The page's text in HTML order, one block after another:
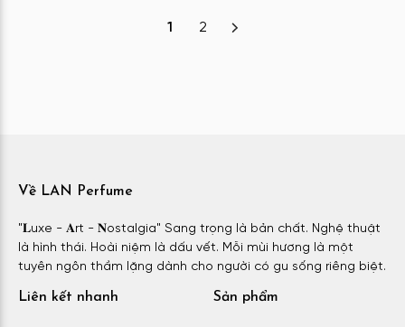
1 2
Về LAN Perfume
"𝐋uxe - 𝐀rt - 𝐍ostalgia" Sang trọng là bản chất. Nghệ thuật
là hình thái. Hoài niệm là dấu vết. Mỗi mùi hương là một
tuyên ngôn thầm lặng dành cho người có gu sống riêng biệt.
Liên kết nhanh Sản phẩm